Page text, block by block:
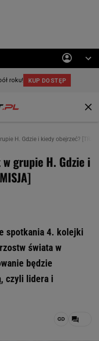
H. Gdzie i kiedy obejrzeć?
grupie H. Gdzie i
spotkania 4. kolejki
świata w
będzie
czyli lidera i